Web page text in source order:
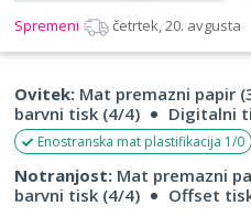
Spremeni četrtek, 20. avgusta
Ovitek: Mat premazni papir
barvni tisk (4/4)
Digitalni
Enostranska mat plastifikacija 1/0
Notranjost: Mat premazni
barvni tisk (4/4)
Offset